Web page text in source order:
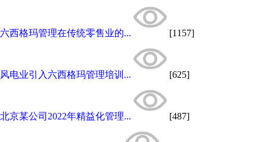
六西格玛管理在传统零售业的... [1157]
风电业引入六西格玛管理培训... [625]
北京某公司2022年精益化管理... [487]